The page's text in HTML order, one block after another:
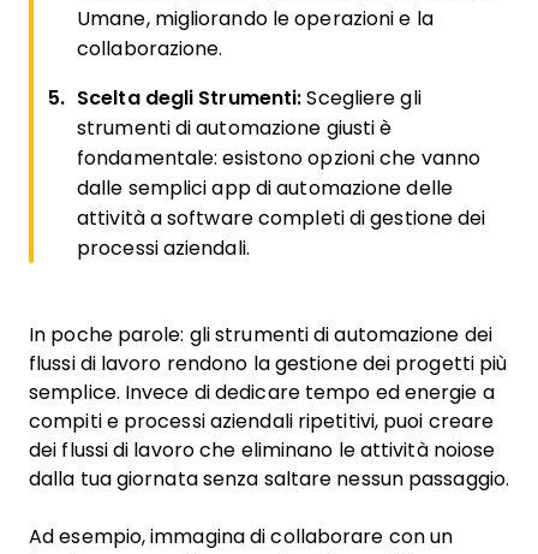
Umane, migliorando le operazioni e la
collaborazione.
Scelta degli Strumenti:Scegliere gli
strumenti di automazione giusti è
fondamentale: esistono opzioni che vanno
dalle semplici app di automazione delle
attività a software completi di gestione dei
processi aziendali.
In poche parole: gli strumenti di automazione dei
flussi di lavoro rendono la gestione dei progetti più
semplice. Invece di dedicare tempo ed energie a
compiti e processi aziendali ripetitivi, puoi creare
dei flussi di lavoro che eliminano le attività noiose
dalla tua giornata senza saltare nessun passaggio.
Ad esempio, immagina di collaborare con un